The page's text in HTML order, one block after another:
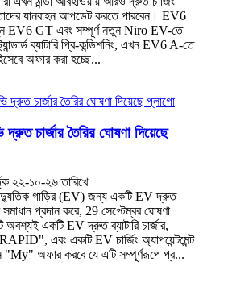
যানবাহন আপডেট করতে পারবেন। EV6
EV6 GT এবং সম্পূর্ণ নতুন Niro EV-তে
ব্যাটারি প্রি-কন্ডিশনিং, এখন EV6 A-তে
অফার করা হচ্ছে...
দ্রুত চার্জার তৈরির ঘোষণা দিয়েছে
২২-১০-২৬ তারিখে
গাড়ির (EV) জন্য একটি EV দ্রুত
সমাধান প্রদান করে, 29 সেপ্টেম্বর ঘোষণা
অবশ্যই একটি EV দ্রুত ব্যাটারি চার্জার,
এবং একটি EV চার্জিং অ্যাপয়েন্টমেন্ট
"My" অফার করবে যে এটি সম্পূর্ণরূপে প্র...